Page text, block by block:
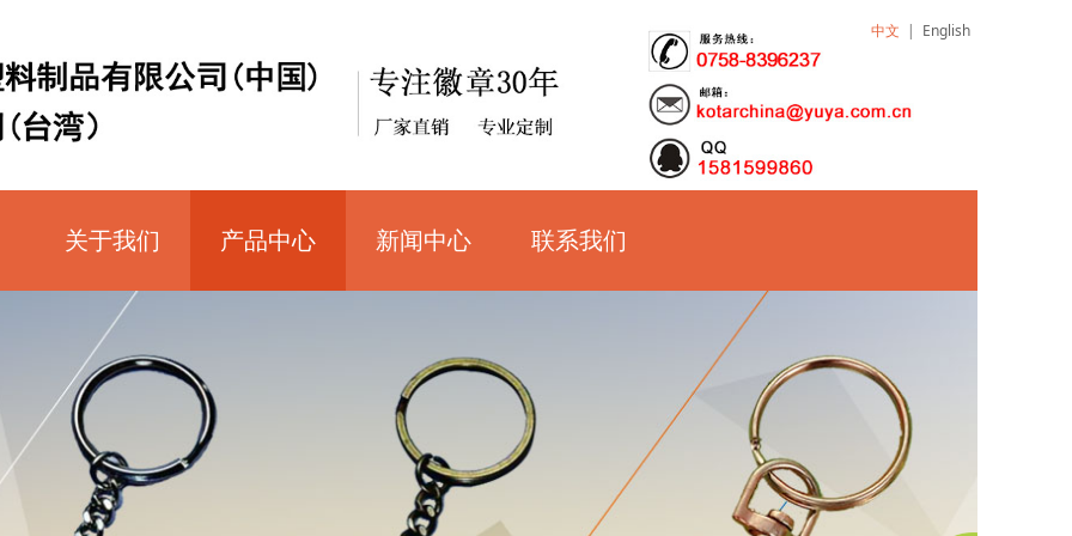
关于我们 产品中心 新闻中心 联系我们
中文 | English